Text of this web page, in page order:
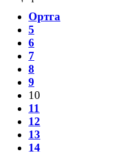
Ортга
5
6
7
8
9
10
11
12
13
14